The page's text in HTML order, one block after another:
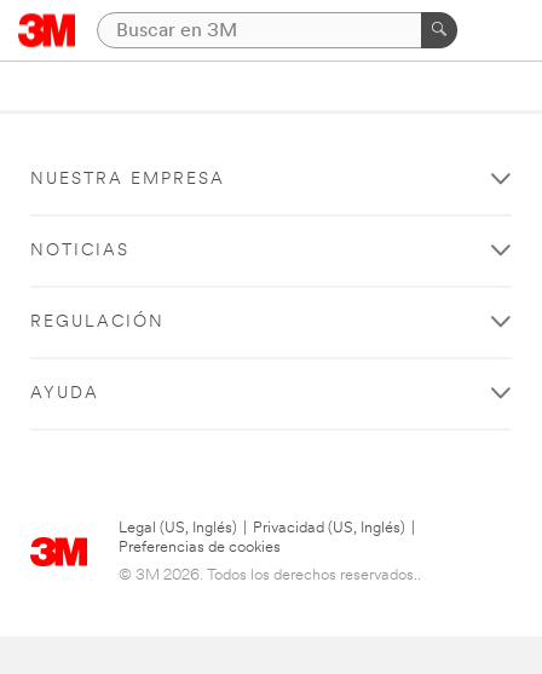
NUESTRA EMPRESA
NOTICIAS
REGULACIÓN
AYUDA
Legal (US, Inglés) Privacidad (US, Inglés)
Preferencias de cookies
© 3M 2026. Todos los derechos reservados..